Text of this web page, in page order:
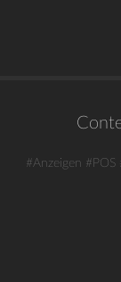
#Anzeigen #POS